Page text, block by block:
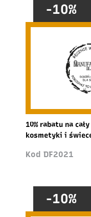
-10%
10% rabatu na
kosmetyki i
Kod DF2021
-10%